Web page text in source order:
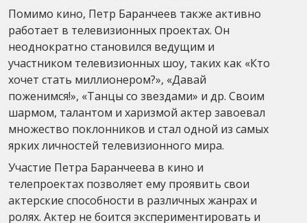
Помимо кино, Петр Баранчеев также активно
работает в телевизионных проектах. Он
неоднократно становился ведущим и
участником телевизионных шоу, таких как «Кто
хочет стать миллионером?», «Давай
поженимся!», «Танцы со звездами» и др. Своим
шармом, талантом и харизмой актер завоевал
множество поклонников и стал одной из самых
ярких личностей телевизионного мира.
Участие Петра Баранчеева в кино и
телепроектах позволяет ему проявить свои
актерские способности в различных жанрах и
ролях. Актер не боится экспериментировать и